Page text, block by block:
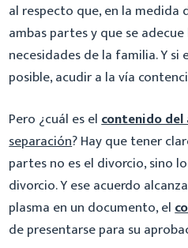
al respecto que, en la medida
ambas partes y que se
necesidades de la familia. Y
posible, acudir a la vía
Pero ¿cuál es elcontenido del
separación? Hay que tener
partes no es el divorcio, sino
divorcio. Y ese acuerdo
plasma en un documento, el
de presentarse para su